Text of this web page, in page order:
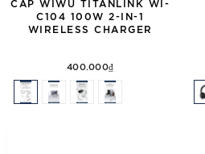
C104 100W 2-IN-1
WIRELESS CHARGER
400.000₫